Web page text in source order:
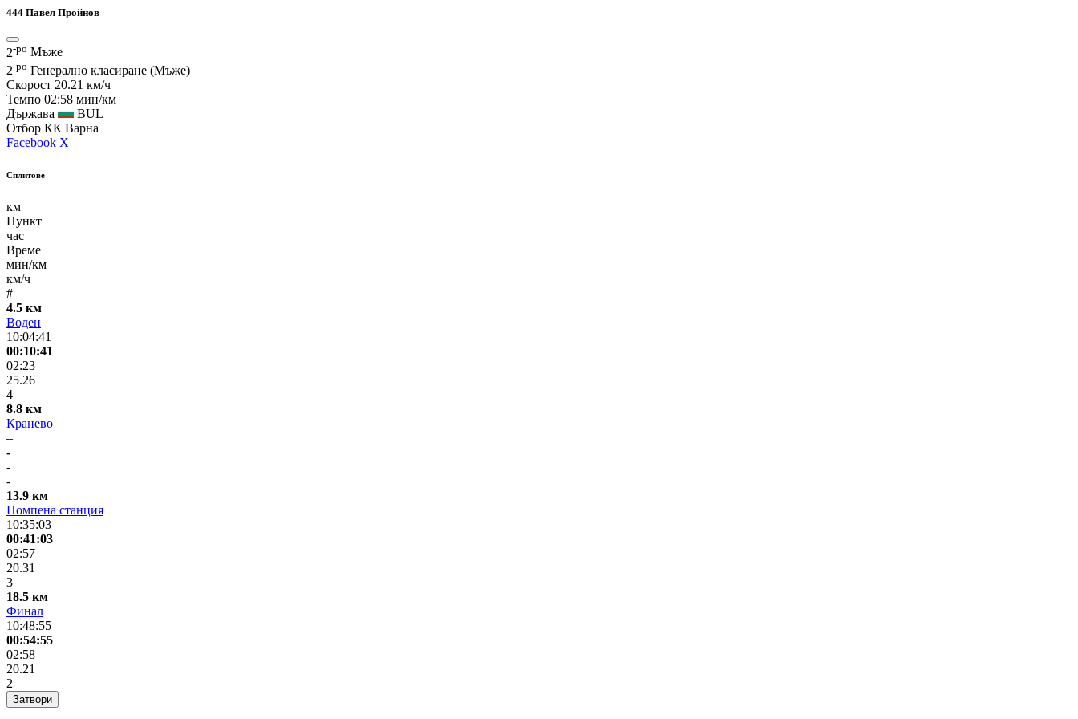
444 Павел Пройнов
2-ро Мъже
2-ро Генерално класиране (Мъже)
Скорост 20.21 км/ч
Темпо 02:58 мин/км
Държава
BUL
Отбор КК Варна
Facebook X
Сплитове
км
Пункт
час
Време
мин/км
км/ч
#
4.5 км
Воден
10:04:41
00:10:41
02:23
25.26
4
8.8 км
Кранево
–
-
-
-
13.9 км
Помпена станция
10:35:03
00:41:03
02:57
20.31
3
18.5 км
Финал
10:48:55
00:54:55
02:58
20.21
2
Затвори